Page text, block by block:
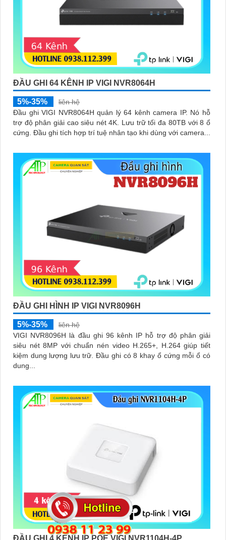
ĐẦU GHI 64 KÊNH IP VIGI NVR8064H
5%-35%
liên hệ
Đầu ghi VIGI NVR8064H quản lý 64 kênh camera IP. Nó hỗ
trợ độ phân giải cao siêu nét 4K. Lưu trữ tối đa 80TB với 8 ổ
cứng. Đầu ghi tích hợp trí tuệ nhân tạo khi dùng với camera...
ĐẦU GHI HÌNH IP VIGI NVR8096H
5%-35%
liên hệ
VIGI NVR8096H là đầu ghi 96 kênh IP hỗ trợ độ phân giải
siêu nét 8MP với chuẩn nén video H.265+, H.264 giúp tiết
kiệm dung lượng lưu trữ. Đầu ghi có 8 khay ổ cứng mỗi ổ có
dung...
ĐẦU GHI 4 KÊNH IP POE VIGI NVR1104H-4P